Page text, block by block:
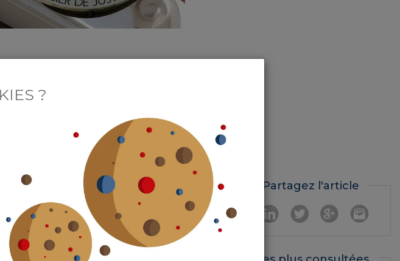
à l’amiable et à votre mise en
même votre promoteur et
le vendeur
s’exposera alors à des
vente. On parle alors de
« résolution
Partagez l'article
?